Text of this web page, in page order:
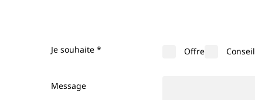
Je souhaite * Offre Conseil
Message